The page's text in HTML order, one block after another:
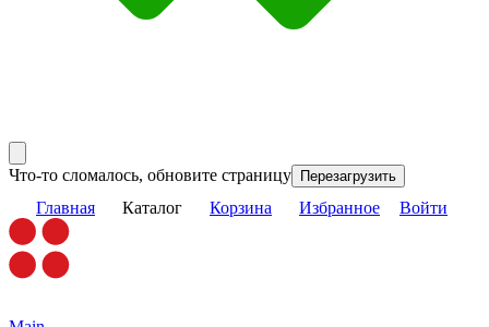
Что-то сломалось, обновите страницу Перезагрузить
Главная Каталог Корзина Избранное Войти